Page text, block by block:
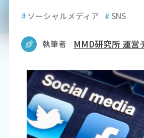
# ソーシャルメディア #SNS
執筆者 MMD研究所 運営